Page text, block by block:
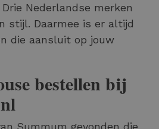
Drie Nederlandse merken
stijl. Daarmee is er altijd
die aansluit op jouw
bestellen bij
Summum gevonden die